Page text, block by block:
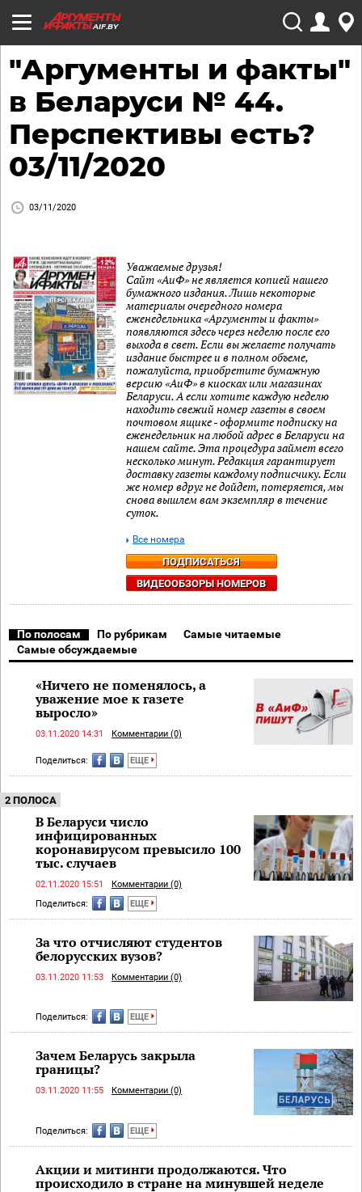
AIF.BY
"Аргументы и факты"
в Беларуси № 44.
Перспективы есть?
03/11/2020
03/11/2020
Уважаемые друзья!
Сайт «АиФ» не является копией нашего
бумажного издания. Лишь некоторые
материалы очередного номера
еженедельника «Аргументы и факты»
появляются здесь через неделю после его
выхода в свет. Если вы желаете получать
издание быстрее и в полном объеме,
пожалуйста, приобретите бумажную
версию «АиФ» в киосках или магазинах
Беларуси. А если хотите каждую неделю
находить свежий номер газеты в своем
почтовом ящике - оформите подписку на
еженедельник на любой адрес в Беларуси на
нашем сайте. Эта процедура займет всего
несколько минут. Редакция гарантирует
доставку газеты каждому подписчику. Если
же номер вдруг не дойдет, потеряется, мы
снова вышлем вам экземпляр в течение
суток.
ПОДПИСАТЬСЯ
ВИДЕООБЗОРЫ НОМЕРОВ
Все номера
По полосам По рубрикам
Самые читаемые
Самые обсуждаемые
«Ничего не поменялось, а
уважение мое к газете
выросло»
03.11.2020 14:31 Комментарии (0)
Поделиться: ЕЩЕ
2 ПОЛОСА
В Беларуси число
инфицированных
коронавирусом превысило 100
тыс. случаев
02.11.2020 15:51
Комментарии (0)
Поделиться:
ЕЩЕ
За что отчисляют студентов
белорусских вузов?
03.11.2020 11:53 Комментарии (0)
Поделиться: ЕЩЕ
Зачем Беларусь закрыла
границы?
03.11.2020 11:55 Комментарии (0)
Поделиться: ЕЩЕ
Акции и митинги продолжаются. Что
происходило в стране на минувшей неделе